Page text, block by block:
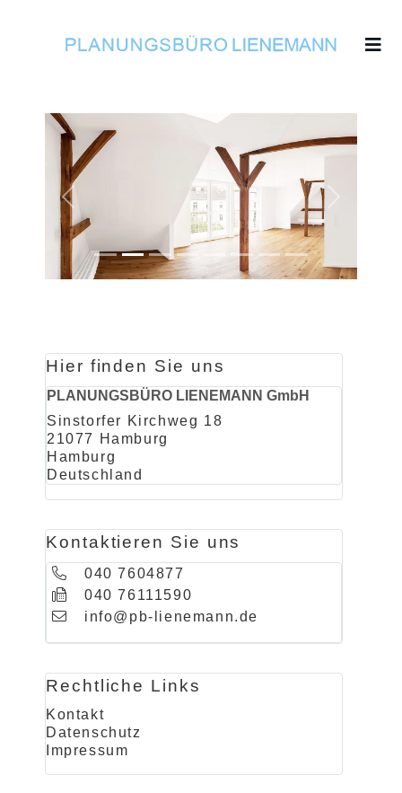
Previous
Hier finden Sie uns
PLANUNGSBÜRO LIENEMANN GmbH
Sinstorfer Kirchweg 18
21077 Hamburg
Hamburg
Deutschland
Kontaktieren Sie uns
040 7604877
040 76111590
info@pb-lienemann.de
Rechtliche Links
Kontakt
Datenschutz
Impressum